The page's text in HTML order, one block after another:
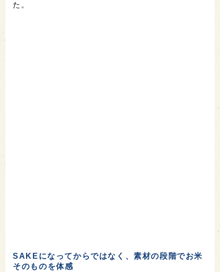
た。
SAKEになってからではなく、素材の段階でお米
そのものを体感